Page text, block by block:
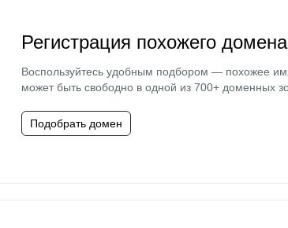
Регистрация похожего домена
Воспользуйтесь удобным подбором — похожее
может быть свободно в одной из 700+ доменных
Подобрать домен